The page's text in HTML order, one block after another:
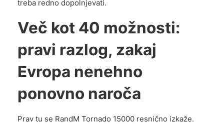
treba redno dopolnjevati.
Več kot 40 možnosti:
pravi razlog, zakaj
Evropa nenehno
ponovno naroča
Prav tu se RandM Tornado 15000 resnično izkaže.